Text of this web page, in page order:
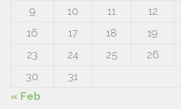
9
10 11 12
16
17 18 19
23
24 25 26
30
31
« Feb